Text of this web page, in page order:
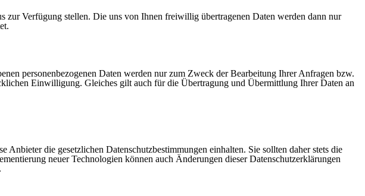
zur Verfügung stellen. Die uns von Ihnen freiwillig übertragenen Daten werden dann nur
personenbezogenen Daten werden nur zum Zweck der Bearbeitung Ihrer Anfragen bzw.
Einwilligung. Gleiches gilt auch für die Übertragung und Übermittlung Ihrer Daten an
die gesetzlichen Datenschutzbestimmungen einhalten. Sie sollten daher stets die
neuer Technologien können auch Änderungen dieser Datenschutzerklärungen